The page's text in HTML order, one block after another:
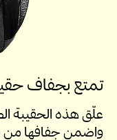
تمتع بجفاف
علّق هذه الحقيبة
واضمن جفافها من